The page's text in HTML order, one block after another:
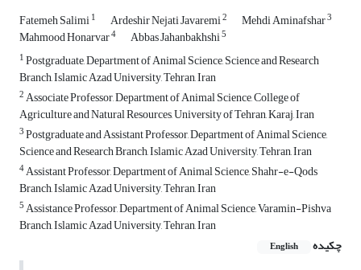
Fatemeh Salimi1 Ardeshir Nejati Javaremi2 Mehdi Aminafshar3
Mahmood Honarvar4 Abbas Jahanbakhshi5
1Postgraduate, Department of Animal Science, Science and Research
Branch, Islamic Azad University, Tehran, Iran
2Associate Professor, Department of Animal Science, College of
Agriculture and Natural Resources, University of Tehran, Karaj, Iran
3Postgraduate and Assistant Professor, Department of Animal Science,
Science and Research Branch, Islamic Azad University, Tehran, Iran
4Assistant Professor, Department of Animal Science, Shahr-e-Qods
Branch, Islamic Azad University, Tehran, Iran
5Assistance Professor, Department of Animal Science, Varamin-Pishva
Branch, Islamic Azad University, Tehran, Iran
چکیده
English